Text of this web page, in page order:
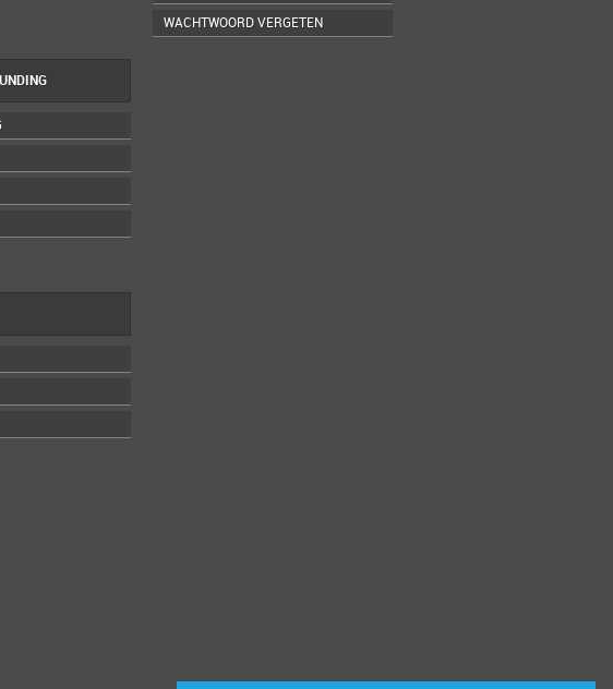
WACHTWOORD VERGETEN